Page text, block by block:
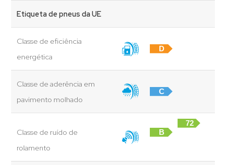
Etiqueta de pneus da UE
Classe de eficiência
energética
D
Classe de aderência em
pavimento molhado
C
Classe de ruído de
rolamento
B
72